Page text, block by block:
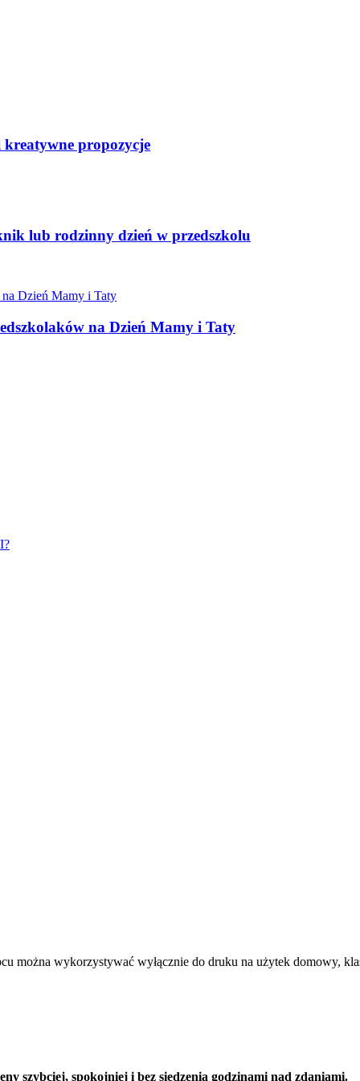
kreatywne propozycje
lub rodzinny dzień w przedszkolu
na Dzień Mamy i Taty
można wykorzystywać wyłącznie do druku na użytek domowy,
szybciej, spokojniej i bez siedzenia godzinami nad zdaniami.